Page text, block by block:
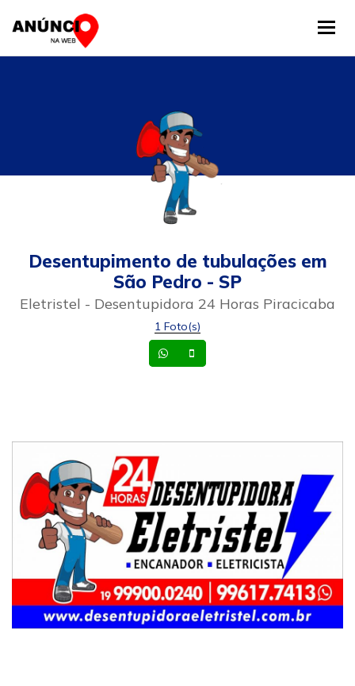
Desentupimento de tubulações em
São Pedro - SP
Eletristel - Desentupidora 24 Horas Piracicaba
1 Foto(s)
Whatsapp